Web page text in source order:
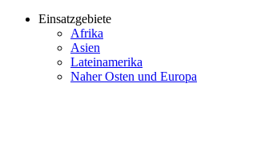
Einsatzgebiete
Afrika
Asien
Lateinamerika
Naher Osten und Europa